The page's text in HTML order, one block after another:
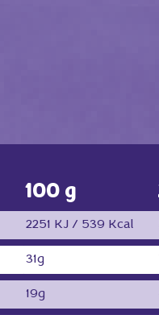
100 g
2251 KJ / 539 Kcal
31g
19g